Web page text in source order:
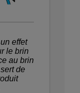
effet
le brin
au brin
de